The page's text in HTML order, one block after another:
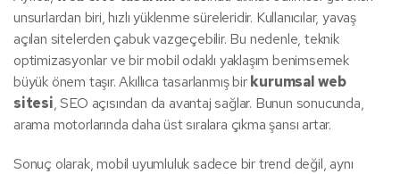
unsurlardan biri, hızlı yüklenme süreleridir. Kullanıcılar, yavaş
açılan sitelerden çabuk vazgeçebilir. Bu nedenle, teknik
optimizasyonlar ve bir mobil odaklı yaklaşım benimsemek
büyük önem taşır. Akıllıca tasarlanmış birkurumsal web
sitesi, SEO açısından da avantaj sağlar. Bunun sonucunda,
arama motorlarında daha üst sıralara çıkma şansı artar.
Sonuç olarak, mobil uyumluluk sadece bir trend değil, aynı